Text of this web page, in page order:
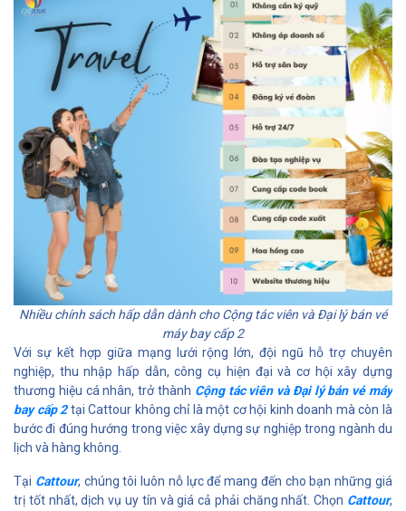
Nhiều chính sách hấp dẫn dành cho Cộng tác viên và Đại lý bán vé
máy bay cấp 2
Với sự kết hợp giữa mạng lưới rộng lớn, đội ngũ hỗ trợ chuyên
nghiệp, thu nhập hấp dẫn, công cụ hiện đại và cơ hội xây dựng
thương hiệu cá nhân, trở thành Cộng tác viên và Đại lý bán vé máy
bay cấp 2tại Cattour không chỉ là một cơ hội kinh doanh mà còn là
bước đi đúng hướng trong việc xây dựng sự nghiệp trong ngành du
lịch và hàng không.
Tại Cattour, chúng tôi luôn nỗ lực để mang đến cho bạn những giá
trị tốt nhất, dịch vụ uy tín và giá cả phải chăng nhất. Chọn Cattour,